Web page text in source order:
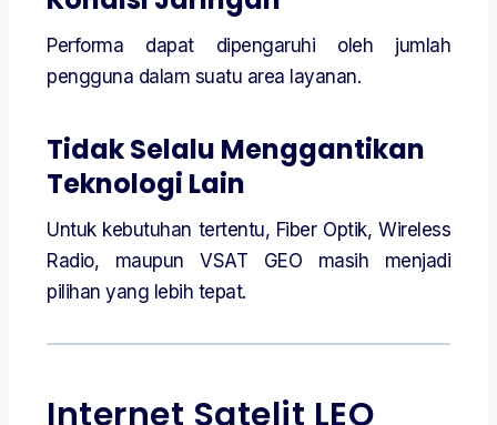
Performa dapat dipengaruhi oleh jumlah
pengguna dalam suatu area layanan.
Tidak Selalu Menggantikan
Teknologi Lain
Untuk kebutuhan tertentu, Fiber Optik, Wireless
Radio, maupun VSAT GEO masih menjadi
pilihan yang lebih tepat.
Internet Satelit LEO